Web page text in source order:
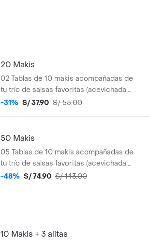
20 Makis
02 Tablas de 10 makis acompañadas de
tu trío de salsas favoritas (acevichada,
anguila y shoyu)
-31% S/ 37.90 S/ 55.00
50 Makis
05 Tablas de 10 makis acompañadas de
tu trío de salsas favoritas (acevichada,
anguila y shoyu). Foto referencial.
-48% S/ 74.90 S/ 143.00
10 Makis + 3 alitas